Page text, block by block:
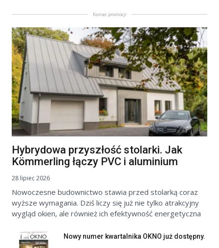
Koniec promocji
Hybrydowa przyszłość stolarki. Jak
Kömmerling łączy PVC i aluminium
28 lipiec 2026
Nowoczesne budownictwo stawia przed stolarką coraz
wyższe wymagania. Dziś liczy się już nie tylko atrakcyjny
wygląd okien, ale również ich efektywność energetyczna
Nowy numer kwartalnika OKNO już dostępny.